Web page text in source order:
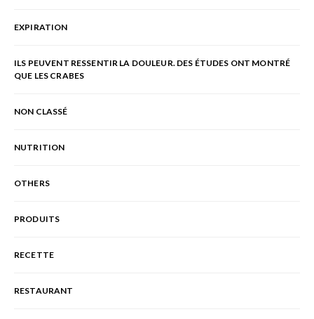
EXPIRATION
ILS PEUVENT RESSENTIR LA DOULEUR. DES ÉTUDES ONT MONTRÉ
QUE LES CRABES
NON CLASSÉ
NUTRITION
OTHERS
PRODUITS
RECETTE
RESTAURANT